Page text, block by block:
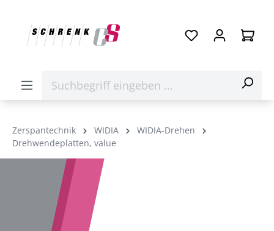
Zerspantechnik WIDIA
WIDIA-Drehen
Drehwendeplatten, value